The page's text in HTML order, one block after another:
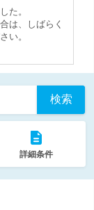
た。
は、しばらく
い。
検索
詳細条件